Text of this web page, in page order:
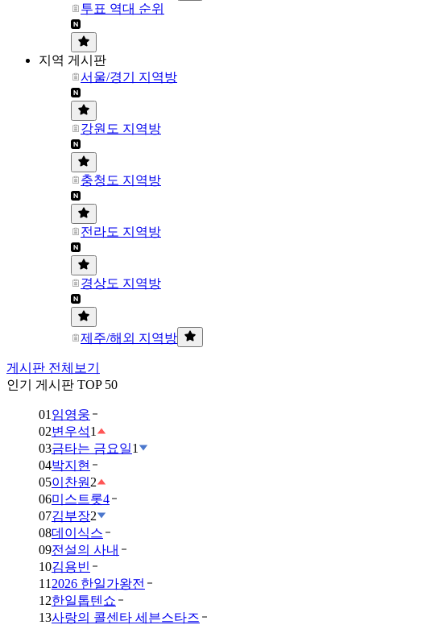
투표 역대 순위
지역 게시판
서울/경기 지역방
강원도 지역방
충청도 지역방
전라도 지역방
경상도 지역방
제주/해외 지역방
게시판 전체보기
인기 게시판 TOP 50
01 임영웅
02변우석1
03금타는 금요일1
04박지현
05이찬원 2
06미스트롯4
07김부장2
08데이식스
09전설의 사내
10김용빈
11 2026 한일가왕전
12한일톱텐쇼
13사랑의 콜센타 세븐스타즈